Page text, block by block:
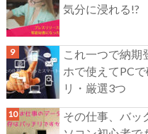
気分に浸れる!?
これ一つで納
ホで使えてPC
リ・厳選3つ
その仕事、バ